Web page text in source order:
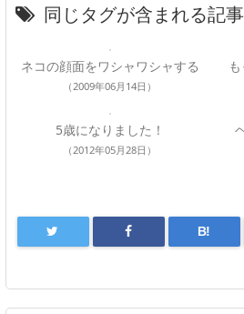
同じタグが含まれる記事
ネコの顔面をワシャワシャする
（2009年06月14日）
5歳になりました！
（2012年05月28日）
B!